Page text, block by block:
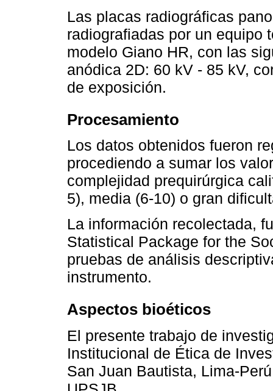
Las placas radiográficas
radiografiadas por un equipo
modelo Giano HR, con las
anódica 2D: 60 kV - 85 kV,
de exposición.
Procesamiento
Los datos obtenidos fueron
procediendo a sumar los
complejidad prequirúrgica
5), media (6-10) o gran
La información recolectada,
Statistical Package for the
pruebas de análisis
instrumento.
Aspectos bioéticos
El presente trabajo de
Institucional de Ética de
San Juan Bautista, Lima-